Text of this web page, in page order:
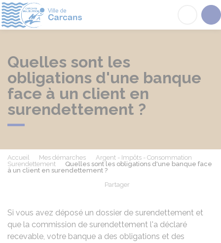
Quelles sont les
obligations d'une banque
face à un client en
surendettement ?
Accueil Mes démarches
Argent - Impôts - Consommation
Surendettement
Quelles sont les obligations d'une banque face
à un client en surendettement ?
Partager
Si vous avez déposé un dossier de surendettement et
que la commission de surendettement l'a déclaré
recevable, votre banque a des obligations et des